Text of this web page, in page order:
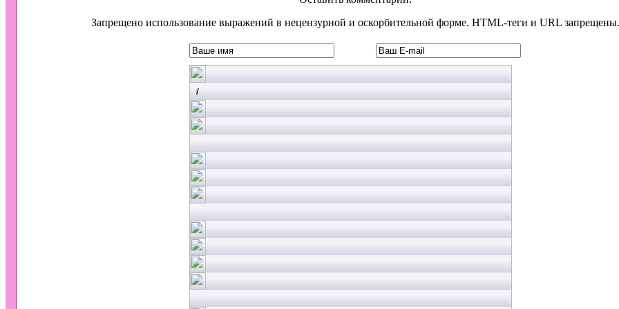
Запрещено использование выражений в нецензурной и оскорбительной форме. HTML-теги и URL запрещены.